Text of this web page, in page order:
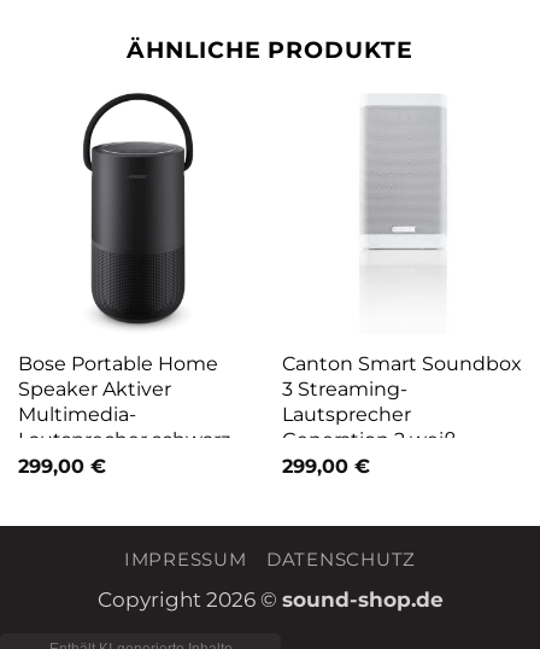
ÄHNLICHE PRODUKTE
Bose Portable Home
Speaker Aktiver
Multimedia-
Lautsprecher schwarz
299,00 €
Canton Smart Soundbox
3 Streaming-
Lautsprecher
Generation 2 weiß
299,00 €
IMPRESSUM DATENSCHUTZ
Copyright 2026 © sound-shop.de